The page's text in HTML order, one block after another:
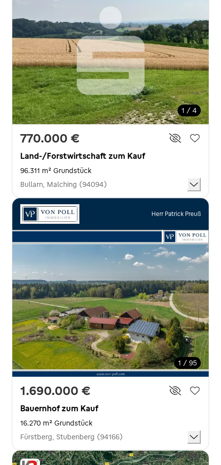
1 / 4
770.000 €
Land-/Forstwirtschaft zum Kauf
96.311 m² Grundstück
Bullarn, Malching (94094)
Herr Patrick Preuß
1 / 95
1.690.000 €
Bauernhof zum Kauf
16.270 m² Grundstück
Fürstberg, Stubenberg (94166)